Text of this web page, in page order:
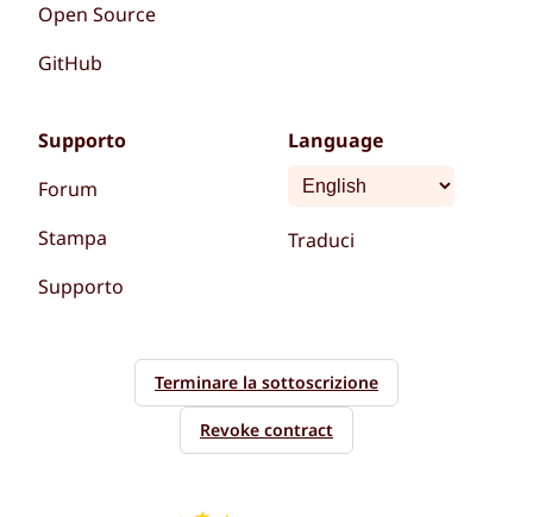
Open Source
GitHub
Supporto
Forum
Stampa
Supporto
Language
Traduci
Terminare la sottoscrizione
Revoke contract